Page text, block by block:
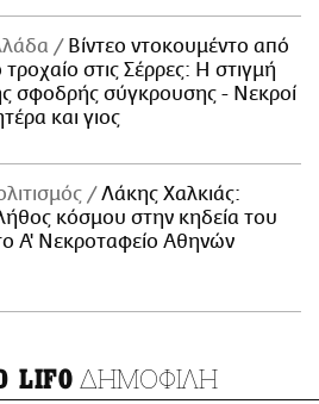
Βίντεο ντοκουμέντο από
τροχαίο στις Σέρρες: Η στιγμή
σφοδρής σύγκρουσης - Νεκροί
και γιος
Λάκης Χαλκιάς:
κόσμου στην κηδεία του
Α' Νεκροταφείο Αθηνών
LIFO ΔΗΜΟΦΙΛΗ